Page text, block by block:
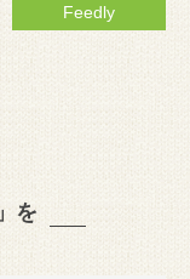
Feedly
を